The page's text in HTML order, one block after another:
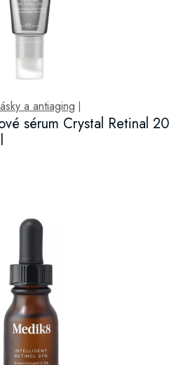
a antiaging
sérum Crystal Retinal 20